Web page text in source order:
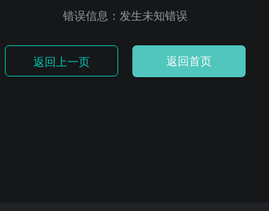
错误信息：发生未知错误
返回上一页 返回首页